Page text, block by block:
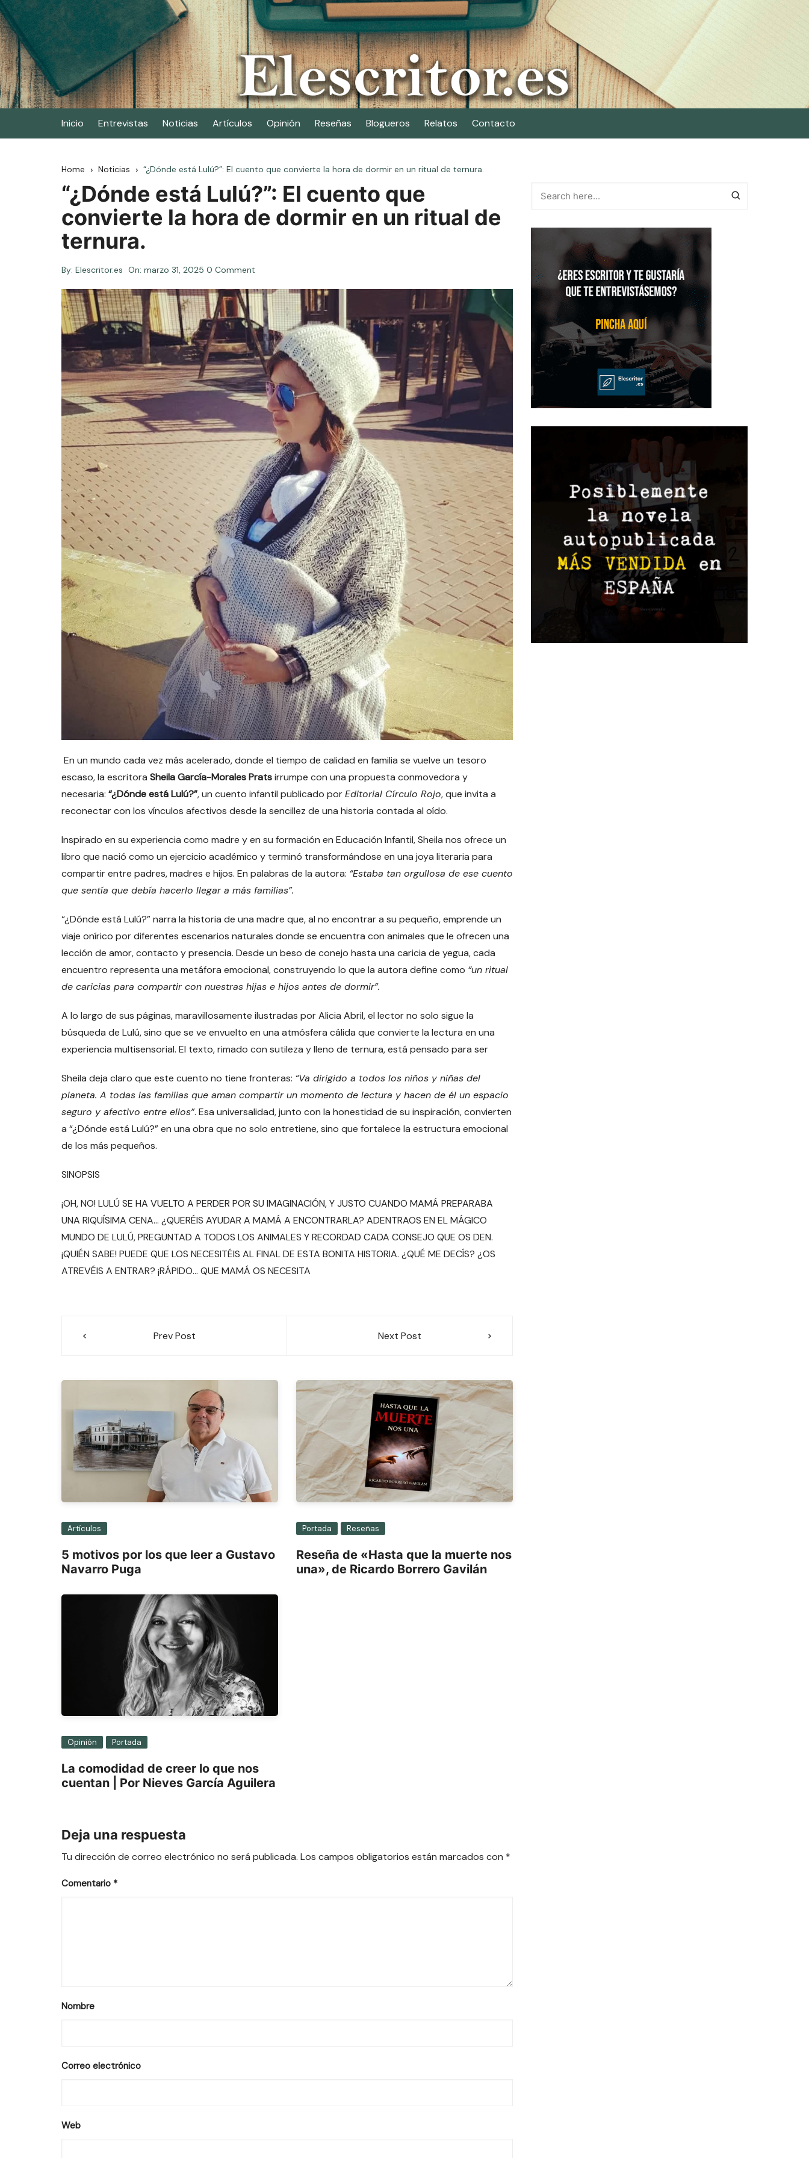
Skip
to
content
Elescritor.es
El periódico digital de los escritores
Inicio Entrevistas Noticias Artículos Opinión Reseñas Blogueros Relatos Contacto
Home Noticias “¿Dónde está Lulú?”: El cuento que convierte la hora de dormir en un ritual de ternura.
“¿Dónde está Lulú?”: El cuento que
convierte la hora de dormir en un ritual de
ternura.
By: Elescritor.es On: marzo 31, 2025 0 Comment
En un mundo cada vez más acelerado, donde el tiempo de calidad en familia se vuelve un tesoro
escaso, la escritora Sheila García-Morales Pratsirrumpe con una propuesta conmovedora y
necesaria: “¿Dónde está Lulú?”, un cuento infantil publicado porEditorial Círculo Rojo, que invita a
reconectar con los vínculos afectivos desde la sencillez de una historia contada al oído.
Inspirado en su experiencia como madre y en su formación en Educación Infantil, Sheila nos ofrece un
libro que nació como un ejercicio académico y terminó transformándose en una joya literaria para
compartir entre padres, madres e hijos. En palabras de la autora: “Estaba tan orgullosa de ese cuento
que sentía que debía hacerlo llegar a más familias”.
“¿Dónde está Lulú?” narra la historia de una madre que, al no encontrar a su pequeño, emprende un
viaje onírico por diferentes escenarios naturales donde se encuentra con animales que le ofrecen una
lección de amor, contacto y presencia. Desde un beso de conejo hasta una caricia de yegua, cada
encuentro representa una metáfora emocional, construyendo lo que la autora define como “un ritual
de caricias para compartir con nuestras hijas e hijos antes de dormir”.
A lo largo de sus páginas, maravillosamente ilustradas por Alicia Abril, el lector no solo sigue la
búsqueda de Lulú, sino que se ve envuelto en una atmósfera cálida que convierte la lectura en una
experiencia multisensorial. El texto, rimado con sutileza y lleno de ternura, está pensado para ser
Sheila deja claro que este cuento no tiene fronteras: “Va dirigido a todos los niños y niñas del
planeta. A todas las familias que aman compartir un momento de lectura y hacen de él un espacio
seguro y afectivo entre ellos”. Esa universalidad, junto con la honestidad de su inspiración, convierten
a “¿Dónde está Lulú?” en una obra que no solo entretiene, sino que fortalece la estructura emocional
de los más pequeños.
SINOPSIS
¡OH, NO! LULÚ SE HA VUELTO A PERDER POR SU IMAGINACIÓN, Y JUSTO CUANDO MAMÁ PREPARABA
UNA RIQUÍSIMA CENA… ¿QUERÉIS AYUDAR A MAMÁ A ENCONTRARLA? ADENTRAOS EN EL MÁGICO
MUNDO DE LULÚ, PREGUNTAD A TODOS LOS ANIMALES Y RECORDAD CADA CONSEJO QUE OS DEN.
¡QUIÉN SABE! PUEDE QUE LOS NECESITÉIS AL FINAL DE ESTA BONITA HISTORIA. ¿QUÉ ME DECÍS? ¿OS
ATREVÉIS A ENTRAR? ¡RÁPIDO… QUE MAMÁ OS NECESITA
NavegaciónPrev Post Next Post
Artículos
5 motivos por los que leer a Gustavo
Navarro Puga
Portada Reseñas
Reseña de «Hasta que la muerte nos
una», de Ricardo Borrero Gavilán
Opinión Portada
La comodidad de creer lo que nos
cuentan | Por Nieves García Aguilera
Deja una respuesta
Tu dirección de correo electrónico no será publicada. Los campos obligatorios están marcados con *
Comentario *
Nombre
Correo electrónico
Web